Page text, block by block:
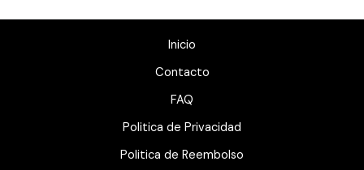
Inicio
Contacto
FAQ
Politica de Privacidad
Politica de Reembolso